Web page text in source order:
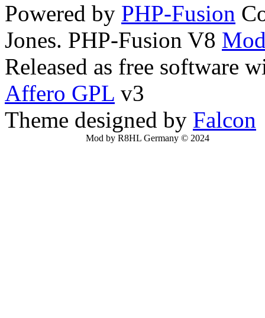
Powered by PHP-Fusion
Jones. PHP-Fusion V8
Released as free software
Affero GPL v3
Theme designed by Falcon
Mod by R8HL Germany © 2024